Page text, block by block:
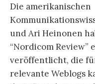
Die amerikanischen
und Ari Heinonen
“Nordicom Review”
veröffentlicht, die
relevante Weblogs